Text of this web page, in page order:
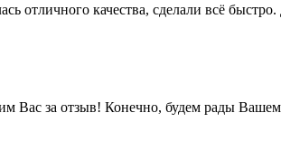
отличного качества, сделали всё
Вас за отзыв! Конечно, будем рады